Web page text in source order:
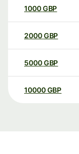
1000GBP
2000GBP
5000GBP
10000 GBP